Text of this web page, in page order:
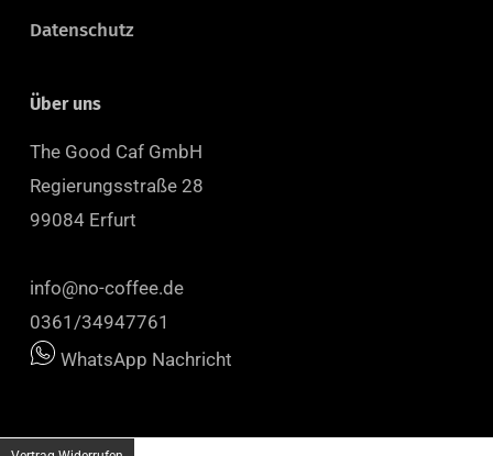
Datenschutz
Über uns
The Good Caf GmbH
Regierungsstraße 28
99084 Erfurt
info@no-coffee.de
0361/34947761
WhatsApp Nachricht